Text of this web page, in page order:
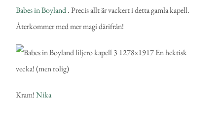
Babes in Boyland. Precis allt är vackert i detta gamla kapell.
Återkommer med mer magi därifrån!
Kram!Nika